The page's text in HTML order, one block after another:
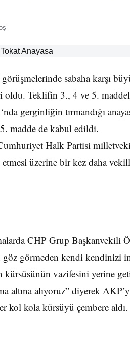
sabaha karşı
oldu. Teklifin 3., 4 ve 5.
‘nda gerginliğin tırmandığı
madde de kabul edildi.
Cumhuriyet Halk Partisi
üzerine bir kez daha
CHP Grup Başkanvekili
göz görmeden kendi kendinizi
kürsüsünün vazifesini yerine
altına alıyoruz” diyerek
kol kola kürsüyü çembere aldı.